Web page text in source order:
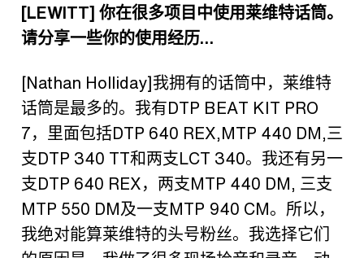
[LEWITT] 你在很多项目中使用莱维特话筒。
请分享一些你的使用经历…
[Nathan Holliday]我拥有的话筒中，莱维特
话筒是最多的。我有DTP BEAT KIT PRO
7，里面包括DTP 640 REX,MTP 440 DM,三
支DTP 340 TT和两支LCT 340。我还有另一
支DTP 640 REX，两支MTP 440 DM, 三支
MTP 550 DM及一支MTP 940 CM。所以，
我绝对能算莱维特的头号粉丝。我选择它们